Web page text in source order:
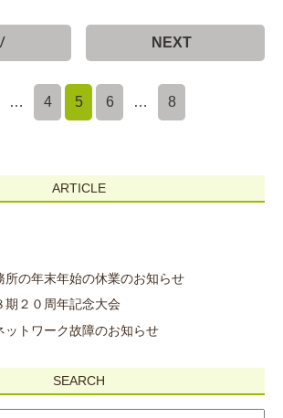
… 4 5 6 … 8
NEXT
ARTICLE
所の年末年始の休業のお知らせ
期２０周年記念大会
トワーク故障のお知らせ
SEARCH